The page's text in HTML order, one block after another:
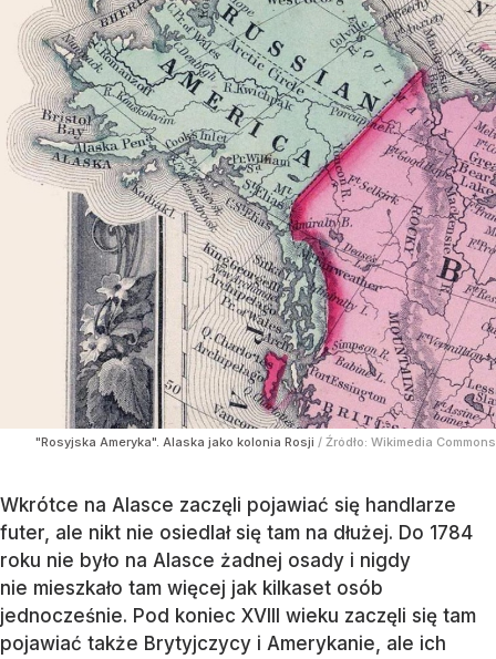
"Rosyjska Ameryka". Alaska jako kolonia Rosji / Źródło: Wikimedia Commons
Wkrótce na Alasce zaczęli pojawiać się handlarze
futer, ale nikt nie osiedlał się tam na dłużej. Do 1784
roku nie było na Alasce żadnej osady i nigdy
nie mieszkało tam więcej jak kilkaset osób
jednocześnie. Pod koniec XVIII wieku zaczęli się tam
pojawiać także Brytyjczycy i Amerykanie, ale ich